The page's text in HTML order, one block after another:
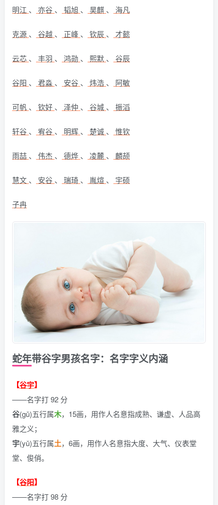
明江 、 亦谷 、 韬旭 、 昊麒 、 海凡
克源 、 谷越 、 正峰 、 钦辰 、 才懿
云芯 、 丰羽 、 鸿勋 、 熙默 、 谷辰
谷阳 、 君淼 、 安谷 、 炜浩 、 阿敏
可帆 、 钦好 、 泽仲 、 谷城 、 振滔
轩谷 、 宥谷 、 明辉 、 楚诚 、 惟钦
雨喆 、 伟杰 、 德烨 、 凌麓 、 麟颉
慧文 、 安谷 、 瑞琦 、 胤煊 、 宇硕
子冉
蛇年带谷字男孩名字：名字字义内涵
【谷宇】
——名字打 92 分
谷(gǔ)五行属木，15画，用作人名意指成熟、谦虚、人品高
雅之义；
宇(yǔ)五行属土，6画，用作人名意指大度、大气、仪表堂
堂、俊俏。
【谷阳】
——名字打 98 分